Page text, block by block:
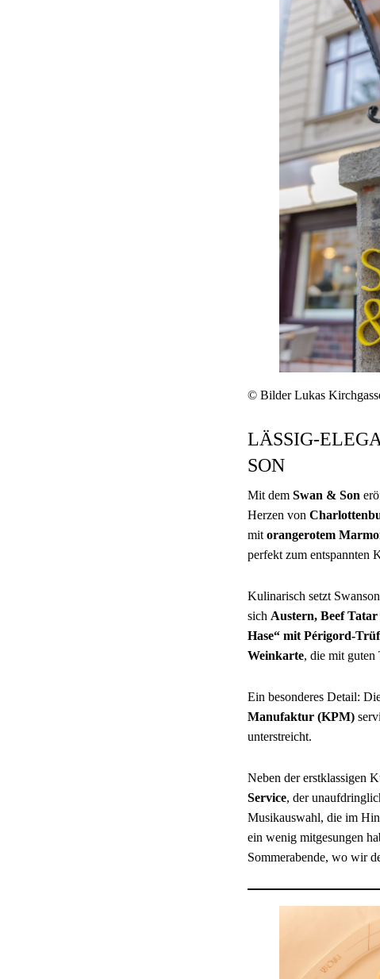
© Bilder Lukas
LÄSSIG-
SON
Mit dem Swan & Son
Herzen von
mit orangerotem
perfekt zum entspannten
Kulinarisch setzt
sich Austern, Beef
Hase“ mit Périgord-
Weinkarte, die mit guten
Ein besonderes Detail:
Manufaktur (KPM)
unterstreicht.
Neben der erstklassigen
Service, der
Musikauswahl, die im
ein wenig mitgesungen
Sommerabende, wo wir